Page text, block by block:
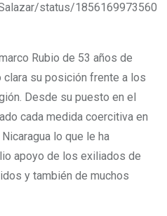
status/1856169973560
Rubio de 53 años de
clara su posición frente a los
Desde su puesto en el
cada medida coercitiva en
lo que le ha
apoyo de los exiliados de
y también de muchos